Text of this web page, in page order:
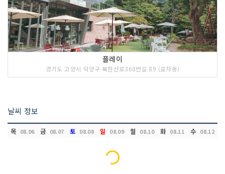
플레이
경기도 고양시 덕양구 북한산로368번길 89 (효자동)
날씨 정보
목 08.06 금 08.07 토 08.08 일 08.09 월 08.10 화 08.11 수 08.12